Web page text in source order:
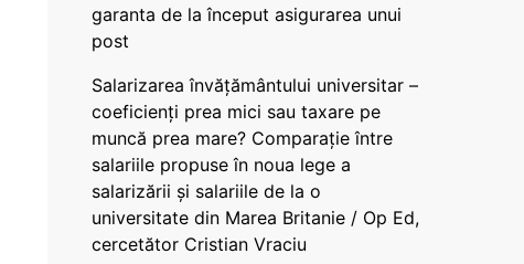
garanta de la început asigurarea unui
post
Salarizarea învățământului universitar –
coeficienți prea mici sau taxare pe
muncă prea mare? Comparație între
salariile propuse în noua lege a
salarizării și salariile de la o
universitate din Marea Britanie / Op Ed,
cercetător Cristian Vraciu